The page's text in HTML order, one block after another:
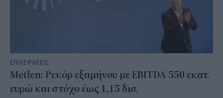
ΕΠΙΧΕΙΡΗΣΕΙΣ
Metlen: Ρεκόρ εξαμήνου με EBITDA 550 εκατ.
ευρώ και στόχο έως 1,15 δισ.